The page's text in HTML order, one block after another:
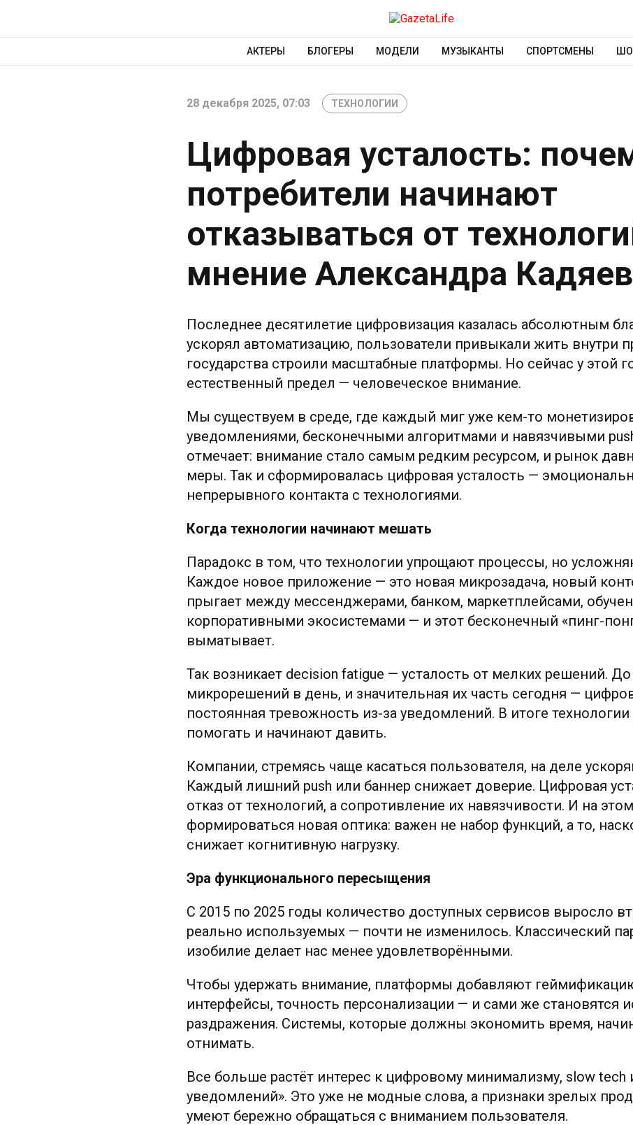
АКТЕРЫ БЛОГЕРЫ МОДЕЛИ МУЗЫКАНТЫ СПОРТСМЕНЫ
28 декабря 2025, 07:03 ТЕХНОЛОГИИ
Цифровая усталость:
потребители начинают
отказываться от
мнение Александра
Последнее десятилетие цифровизация казалась абсолютным
ускорял автоматизацию, пользователи привыкали жить внутри
государства строили масштабные платформы. Но сейчас у этой
естественный предел — человеческое внимание.
Мы существуем в среде, где каждый миг уже кем-то
уведомлениями, бесконечными алгоритмами и навязчивыми
отмечает: внимание стало самым редким ресурсом, и рынок
меры. Так и сформировалась цифровая усталость —
непрерывного контакта с технологиями.
Когда технологии начинают мешать
Парадокс в том, что технологии упрощают процессы, но
Каждое новое приложение — это новая микрозадача, новый
прыгает между мессенджерами, банком, маркетплейсами,
корпоративными экосистемами — и этот бесконечный «пинг-
выматывает.
Так возникает decision fatigue — усталость от мелких решений.
микрорешений в день, и значительная их часть сегодня —
постоянная тревожность из-за уведомлений. В итоге
помогать и начинают давить.
Компании, стремясь чаще касаться пользователя, на деле
Каждый лишний push или баннер снижает доверие. Цифровая
отказ от технологий, а сопротивление их навязчивости. И на
формироваться новая оптика: важен не набор функций, а то,
снижает когнитивную нагрузку.
Эра функционального пересыщения
С 2015 по 2025 годы количество доступных сервисов выросло
реально используемых — почти не изменилось. Классический
изобилие делает нас менее удовлетворёнными.
Чтобы удержать внимание, платформы добавляют
интерфейсы, точность персонализации — и сами же становятся
раздражения. Системы, которые должны экономить время,
отнимать.
Все больше растёт интерес к цифровому минимализму, slow tech
уведомлений». Это уже не модные слова, а признаки зрелых
умеют бережно обращаться с вниманием пользователя.